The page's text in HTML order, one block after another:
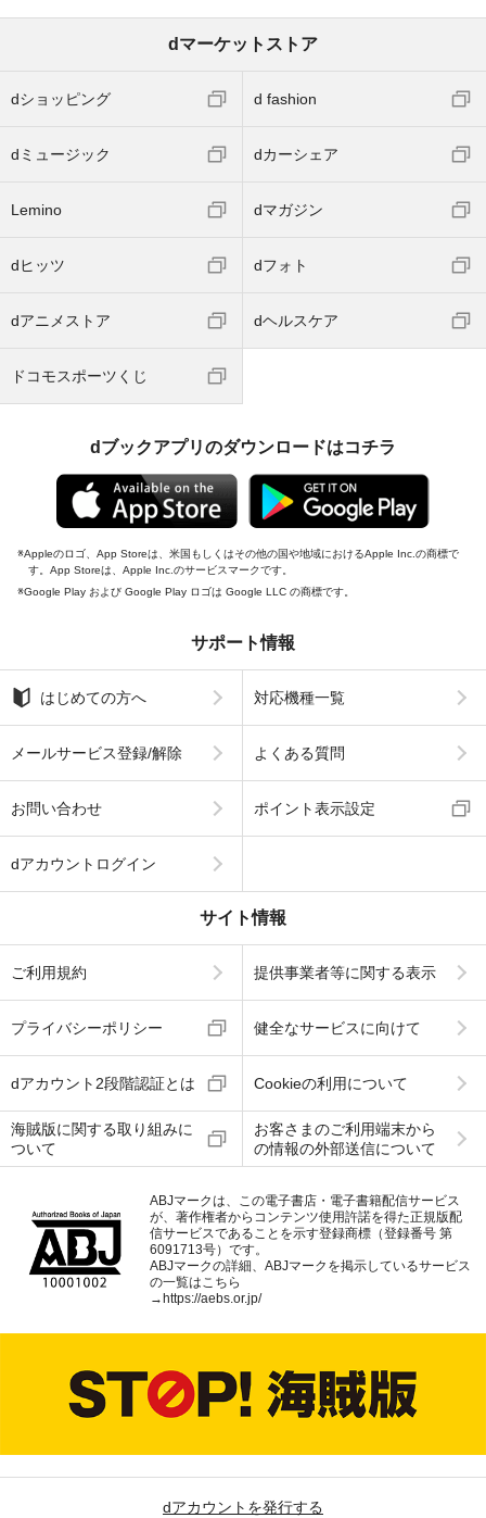
dマーケットストア
dショッピング d fashion
dミュージック dカーシェア
Lemino dマガジン
dヒッツ dフォト
dアニメストア dヘルスケア
ドコモスポーツくじ
dブックアプリのダウンロードはコチラ
Appleのロゴ、App Storeは、米国もしくはその他の国や地域におけるApple Inc.の商標で
す。App Storeは、Apple Inc.のサービスマークです。
Google Play および Google Play ロゴは Google LLC の商標です。
サポート情報
はじめての方へ 対応機種一覧
メールサービス登録/解除 よくある質問
お問い合わせ ポイント表示設定
dアカウントログイン
サイト情報
ご利用規約 提供事業者等に関する表示
プライバシーポリシー 健全なサービスに向けて
dアカウント2段階認証とは Cookieの利用について
海賊版に関する取り組みに
ついて
お客さまのご利用端末から
の情報の外部送信について
ABJマークは、この電子書店・電子書籍配信サービス
が、著作権者からコンテンツ使用許諾を得た正規版配
信サービスであることを示す登録商標（登録番号 第
6091713号）です。
ABJマークの詳細、ABJマークを掲示しているサービス
の一覧はこちら
→https://aebs.or.jp/
dアカウントを発行する